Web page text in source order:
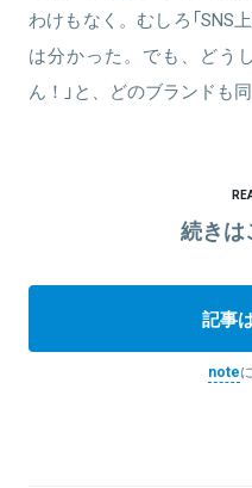
わけもなく。むしろ「SNS
は分かった。でも、どう
ん！」と、どのブランドも
続きは
記事
note